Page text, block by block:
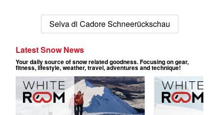
Selva di Cadore Schneerückschau